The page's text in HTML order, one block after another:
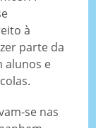
à
parte da
alunos e
se nas